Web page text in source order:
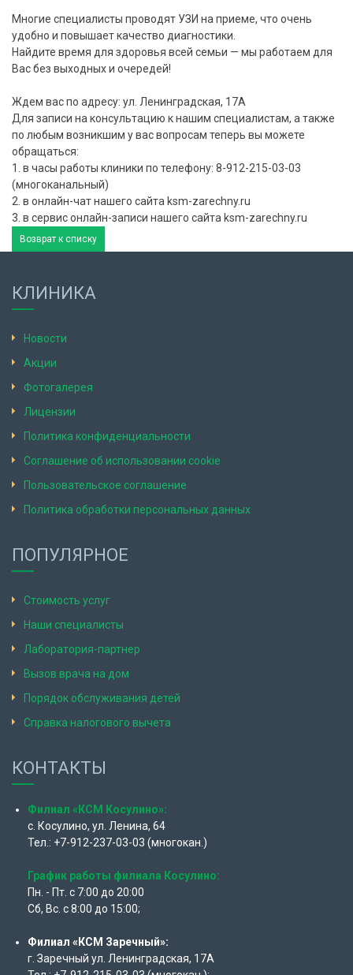
Многие специалисты проводят УЗИ на приеме, что очень
удобно и повышает качество диагностики.
Найдите время для здоровья всей семьи — мы работаем для
Вас без выходных и очередей!
Ждем вас по адресу: ул. Ленинградская, 17А⠀
Для записи на консультацию к нашим специалистам, а также
по любым возникшим у вас вопросам теперь вы можете
обращаться:⠀
1. в часы работы клиники по телефону: 8-912-215-03-03
(многоканальный)⠀
2. в онлайн-чат нашего сайта ksm-zarechny.ru⠀
3. в сервис онлайн-записи нашего сайта ksm-zarechny.ru⠀
Возврат к списку
КЛИНИКА
Новости
Акции
Фотогалерея
Лицензии
Политика конфиденциальности
Соглашение об использовании cookie
Пользовательское соглашение
Политика обработки персональных данных
ПОПУЛЯРНОЕ
Стоимость услуг
Наши специалисты
Лаборатория-партнер
Вызов врача на дом
Порядок обслуживания детей
Справка налогового вычета
КОНТАКТЫ
Филиал «КСМ Косулино»:
с. Косулино, ул. Ленина, 64
Тел.: +7-912-237-03-03 (многокан.)
График работы филиала Косулино:
Пн. - Пт. с 7:00 до 20:00
Сб, Вс. с 8:00 до 15:00;
Филиал «КСМ Заречный»:
г. Заречный ул. Ленинградская, 17А